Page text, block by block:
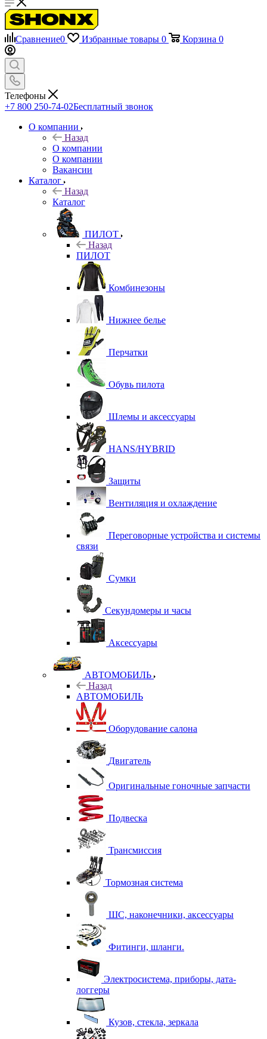
Сравнение0 Избранные товары 0 Корзина 0
Телефоны
+7 800 250-74-02Бесплатный звонок
О компании
Назад
О компании
О компании
Вакансии
Каталог
Назад
Каталог
ПИЛОТ
Назад
ПИЛОТ
Комбинезоны
Нижнее белье
Перчатки
Обувь пилота
Шлемы и аксессуары
HANS/HYBRID
Защиты
Вентиляция и охлаждение
Переговорные устройства и системы
связи
Сумки
Секундомеры и часы
Аксессуары
АВТОМОБИЛЬ
Назад
АВТОМОБИЛЬ
Оборудование салона
Двигатель
Оригинальные гоночные запчасти
Подвеска
Трансмиссия
Тормозная система
ШС, наконечники, аксессуары
Фитинги, шланги.
Электросистема, приборы, дата-
логгеры
Кузов, стекла, зеркала